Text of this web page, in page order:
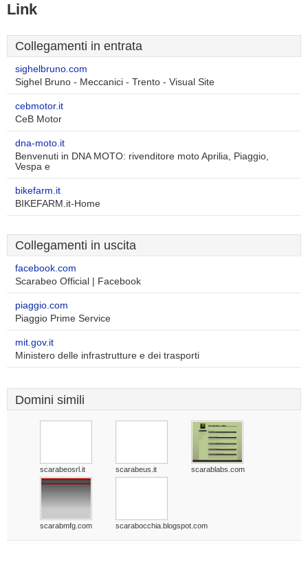
Link
Collegamenti in entrata
sighelbruno.com
Sighel Bruno - Meccanici - Trento - Visual Site
cebmotor.it
CeB Motor
dna-moto.it
Benvenuti in DNA MOTO: rivenditore moto Aprilia, Piaggio,
Vespa e
bikefarm.it
BIKEFARM.it-Home
Collegamenti in uscita
facebook.com
Scarabeo Official | Facebook
piaggio.com
Piaggio Prime Service
mit.gov.it
Ministero delle infrastrutture e dei trasporti
Domini simili
scarabeosrl.it scarabeus.it scarablabs.com
scarabmfg.com scarabocchia.blogspot.com